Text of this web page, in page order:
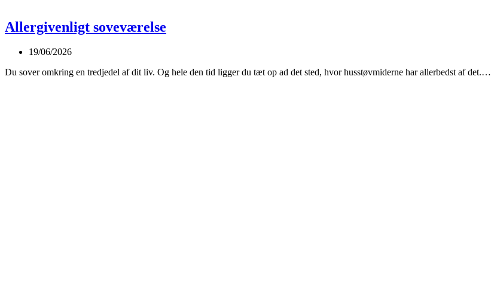
Allergivenligt soveværelse
19/06/2026
Du sover omkring en tredjedel af dit liv. Og hele den tid ligger du tæt op ad det sted, hvor husstøvmiderne har allerbedst af det.…